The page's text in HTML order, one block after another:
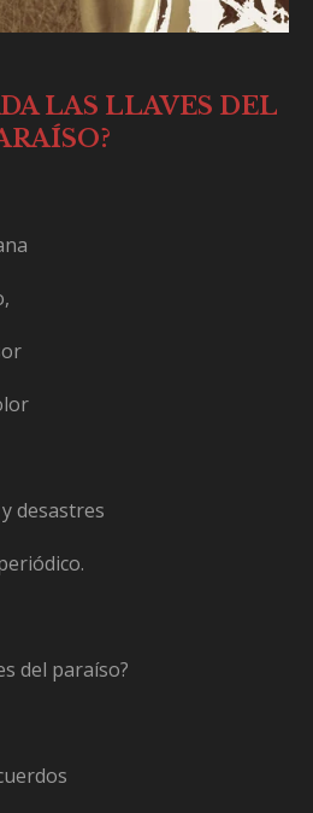
LAS LLAVES DEL
desastres
del paraíso?